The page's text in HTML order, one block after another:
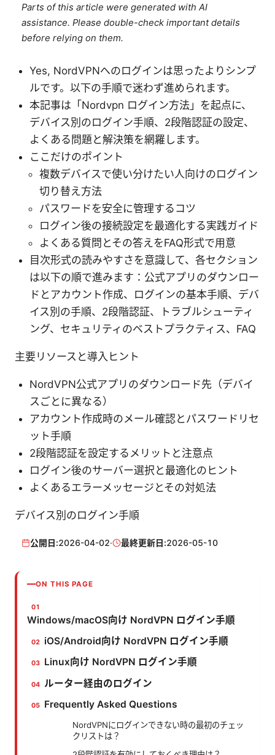
Parts of this article were generated with AI
assistance. Please double-check important details
before relying on them.
Yes, NordVPNへのログインは思ったよりシンプ
ルです。以下の手順で迷わず進められます。
本記事は「Nordvpn ログイン方法」を起点に、
デバイス別のログイン手順、2段階認証の設定、
よくある問題と解決策を網羅します。
ここだけのポイント
複数デバイスで使い分けたい人向けのログイン
切り替え方法
パスワードを安全に管理するコツ
ログイン後の接続設定を最適化する実践ガイド
よくある質問とその答えをFAQ形式で用意
目次形式の読みやすさを意識して、各セクション
は以下の順で進みます：公式アプリのダウンロー
ドとアカウント作成、ログインの基本手順、デバ
イス別の手順、2段階認証、トラブルシューティ
ング、セキュリティのベストプラクティス、FAQ
主要リソースと導入ヒント
NordVPN公式アプリのダウンロード先（デバイ
スごとに異なる）
アカウント作成時のメール確認とパスワードリセ
ット手順
2段階認証を設定するメリットと注意点
ログイン後のサーバー選択と最適化のヒント
よくあるエラーメッセージとその対処法
デバイス別のログイン手順
公開日:2026-04-02· 最終更新日:2026-05-10
ON THIS PAGE
Windows/macOS向け NordVPN ログイン手順
iOS/Android向け NordVPN ログイン手順
Linux向け NordVPN ログイン手順
ルーター経由のログイン
Frequently Asked Questions
NordVPNにログインできない時の最初のチェッ
クリストは？